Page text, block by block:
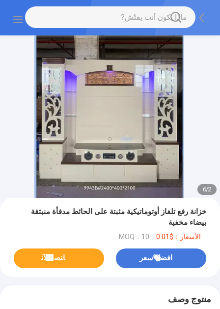
2
/
6
خزانة رفع تلفاز أوتوماتيكية مثبتة على الحائط مدفأة منبثقة
بيضاء مخفية
الأسعار：$0.01 MOQ：10
افضل سعر ﺎﺘﺼﻟ ﺍﻶﻧ
منتوج وصف